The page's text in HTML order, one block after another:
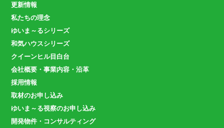
更新情報
私たちの理念
ゆいま～るシリーズ
和気ハウスシリーズ
クイーンヒル目白台
会社概要・事業内容・沿革
採用情報
取材のお申し込み
ゆいま～る視察のお申し込み
開発物件・コンサルティング